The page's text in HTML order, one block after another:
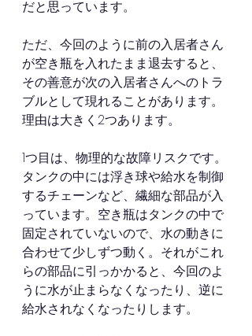
だと思っています。
ただ、今回のように前の入居者さん
が空き瓶を入れたまま退去すると、
その善意が次の入居者さんへのトラ
ブルとして現れることがあります。
理由は大きく2つあります。
1つ目は、物理的な故障リスクです。
タンクの中には浮き球や給水を制御
するチェーンなど、繊細な部品が入
っています。空き瓶はタンクの中で
固定されていないので、水の動きに
合わせて少しずつ動く。それがこれ
らの部品に引っかかると、今回のよ
うに水が止まらなくなったり、逆に
給水されなくなったりします。